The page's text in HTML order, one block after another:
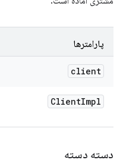
پارامترها
client
ClientImpl
دسته دسته